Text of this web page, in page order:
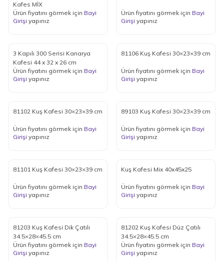
Kafes MİX
Ürün fiyatını görmek için Bayi
Girişi yapınız
Ürün fiyatını görmek için Bayi
Girişi yapınız
3 Kapılı 300 Serisi Kanarya
Kafesi 44 x 32 x 26 cm
Ürün fiyatını görmek için Bayi
Girişi yapınız
81106 Kuş Kafesi 30×23×39 cm
Ürün fiyatını görmek için Bayi
Girişi yapınız
81102 Kuş Kafesi 30×23×39 cm
Ürün fiyatını görmek için Bayi
Girişi yapınız
89103 Kuş Kafesi 30×23×39 cm
Ürün fiyatını görmek için Bayi
Girişi yapınız
81101 Kuş Kafesi 30×23×39 cm
Ürün fiyatını görmek için Bayi
Girişi yapınız
Kuş Kafesi Mix 40x45x25
Ürün fiyatını görmek için Bayi
Girişi yapınız
81203 Kuş Kafesi Dik Çatılı
34.5×28×45.5 cm
Ürün fiyatını görmek için Bayi
Girişi yapınız
81202 Kuş Kafesi Düz Çatılı
34.5×28×45.5 cm
Ürün fiyatını görmek için Bayi
Girişi yapınız